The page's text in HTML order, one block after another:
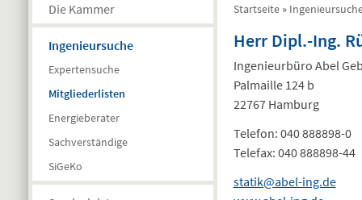
Die Kammer
Ingenieursuche
Expertensuche
Mitgliederlisten
Energieberater
Sachverständige
SiGeKo
Sie sind hier
Startseite »
Herr Dipl.-Ing.
Ingenieurbüro Abel
Palmaille 124 b
22767 Hamburg
Telefon: 040 888898-0
Telefax: 040 888898-44
statik@abel-ing.de